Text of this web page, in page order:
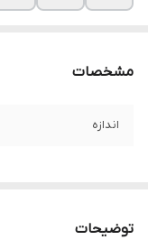
مشخصات
اندازه
توضیحات